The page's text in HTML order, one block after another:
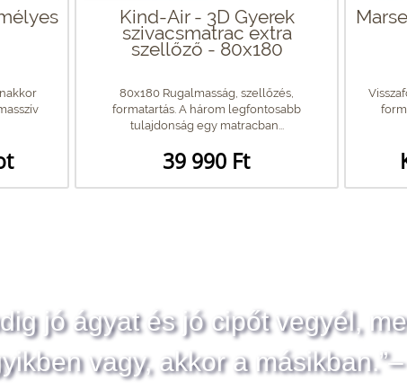
Kind-Air - 3D Gyerek
szivacsmatrac extra
szellőző - 80x180
80x180 Rugalmasság, szellőzés,
formatartás. A három legfontosabb
tulajdonság egy matracban...
39 990 Ft
jó ágyat és jó cipőt vegyél,
vagy, akkor a